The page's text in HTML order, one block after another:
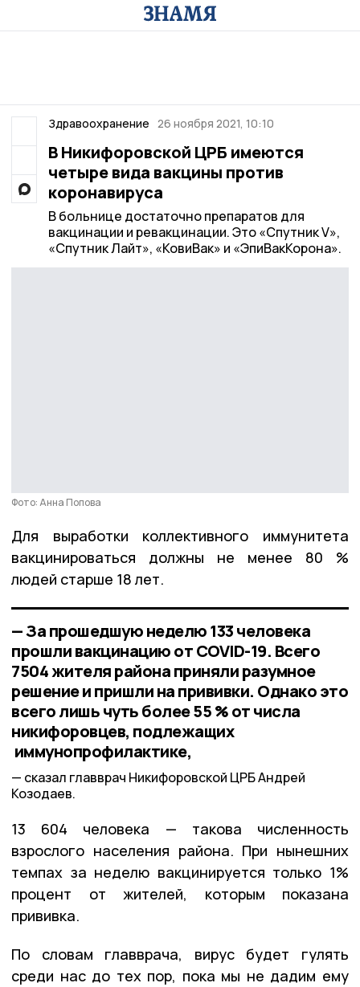
Здравоохранение 26 ноября 2021, 10:10
В Никифоровской ЦРБ имеются
четыре вида вакцины против
коронавируса
В больнице достаточно препаратов для
вакцинации и ревакцинации. Это «Спутник V»,
«Спутник Лайт», «КовиВак» и «ЭпиВакКорона».
Фото: Анна Попова
Для выработки коллективного иммунитета
вакцинироваться должны не менее 80 %
людей старше 18 лет.
— За прошедшую неделю 133 человека
прошли вакцинацию от COVID-19. Всего
7504 жителя района приняли разумное
решение и пришли на прививки. Однако это
всего лишь чуть более 55 % от числа
никифоровцев, подлежащих
иммунопрофилактике,
сказал главврач Никифоровской ЦРБ Андрей
Козодаев.
13 604 человека — такова численность
взрослого населения района. При нынешних
темпах за неделю вакцинируется только 1%
процент от жителей, которым показана
прививка.
По словам главврача, вирус будет гулять
среди нас до тех пор, пока мы не дадим ему